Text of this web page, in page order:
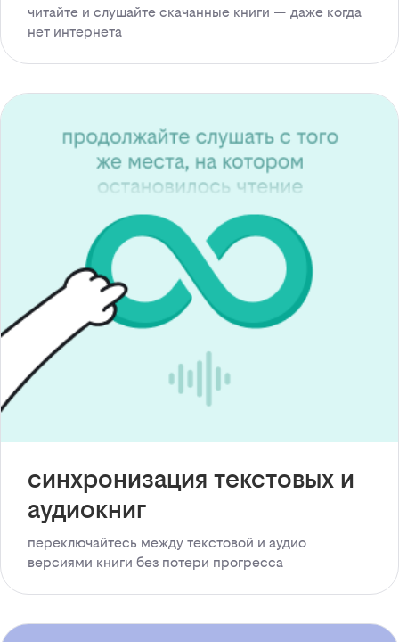
читайте и слушайте скачанные книги — даже когда
нет интернета
синхронизация текстовых и
аудиокниг
переключайтесь между текстовой и аудио
версиями книги без потери прогресса